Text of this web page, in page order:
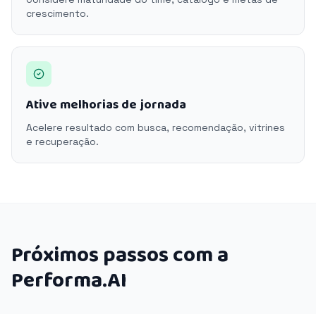
crescimento.
Ative melhorias de jornada
Acelere resultado com busca, recomendação, vitrines
e recuperação.
Próximos passos com a
Performa.AI